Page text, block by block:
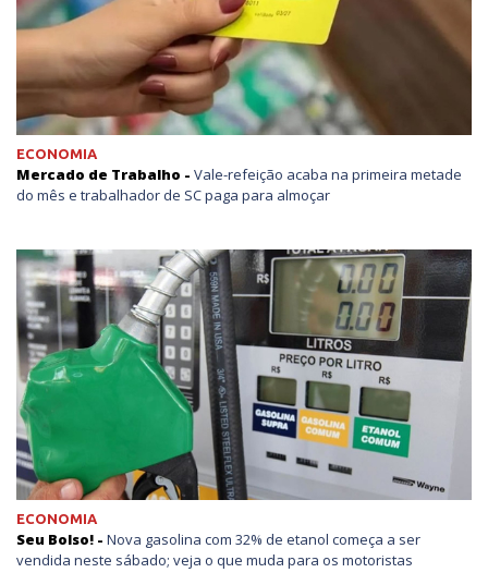
ECONOMIA
Mercado de Trabalho - Vale-refeição acaba na primeira metade
do mês e trabalhador de SC paga para almoçar
ECONOMIA
Seu Bolso! - Nova gasolina com 32% de etanol começa a ser
vendida neste sábado; veja o que muda para os motoristas